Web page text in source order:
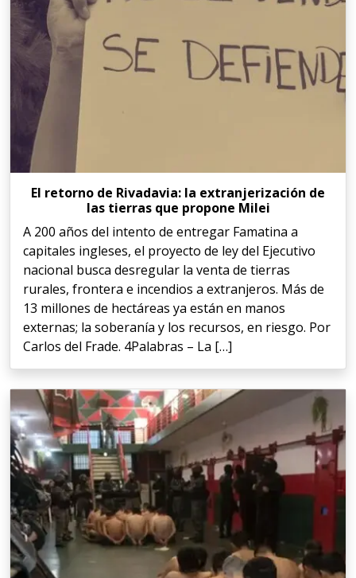
El retorno de Rivadavia: la extranjerización de
las tierras que propone Milei
A 200 años del intento de entregar Famatina a
capitales ingleses, el proyecto de ley del Ejecutivo
nacional busca desregular la venta de tierras
rurales, frontera e incendios a extranjeros. Más de
13 millones de hectáreas ya están en manos
externas; la soberanía y los recursos, en riesgo. Por
Carlos del Frade. 4Palabras – La […]